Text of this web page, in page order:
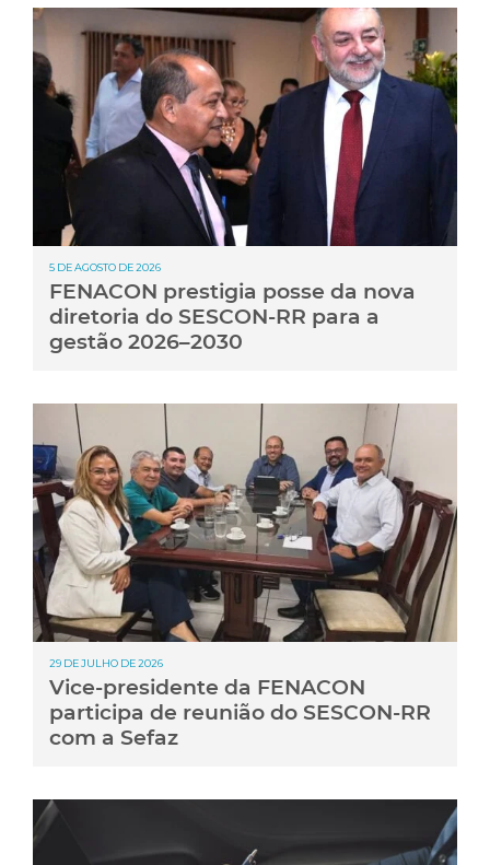
5 DE AGOSTO DE 2026
FENACON prestigia posse da nova
diretoria do SESCON-RR para a
gestão 2026–2030
29 DE JULHO DE 2026
Vice-presidente da FENACON
participa de reunião do SESCON-RR
com a Sefaz